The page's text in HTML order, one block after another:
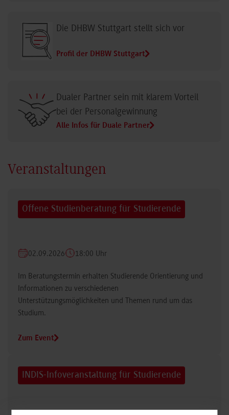
Die DHBW Stuttgart stellt sich vor
Profil der DHBW Stuttgart
Dualer Partner sein mit klarem Vorteil
bei der Personalgewinnung
Alle Infos für Duale Partner
Veranstaltungen
Offene Studienberatung für Studierende
02.09.2026 18:00 Uhr
Im Beratungstermin erhalten Studierende Orientierung und
Informationen zu verschiedenen
Unterstützungsmöglichkeiten und Themen rund um das
Studium.
Zum Event
INDIS-Infoveranstaltung für Studierende